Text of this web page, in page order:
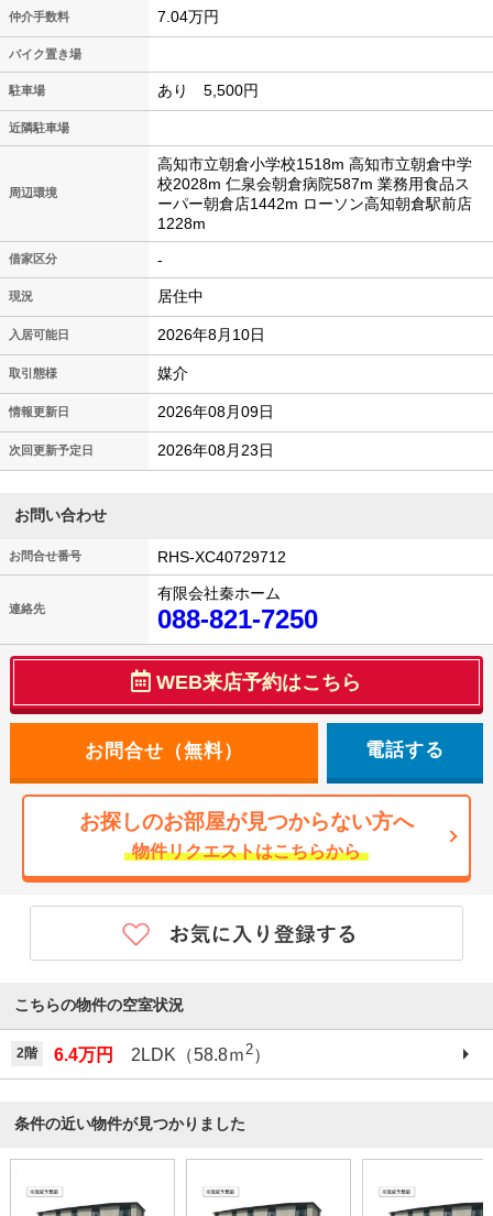
仲介手数料 7.04万円
バイク置き場
駐車場 あり 5,500円
近隣駐車場
周辺環境
高知市立朝倉小学校1518m 高知市立朝倉中学
校2028m 仁泉会朝倉病院587m 業務用食品ス
ーパー朝倉店1442m ローソン高知朝倉駅前店
1228m
借家区分 -
現況 居住中
入居可能日 2026年8月10日
取引態様 媒介
情報更新日 2026年08月09日
次回更新予定日 2026年08月23日
お問い合わせ
お問合せ番号 RHS-XC40729712
連絡先
有限会社秦ホーム
088-821-7250
WEB来店予約はこちら
電話する
お探しのお部屋が見つからない方へ
物件リクエストはこちらから
こちらの物件の空室状況
2階 6.4万円 2LDK（58.8ｍ2）
条件の近い物件が見つかりました